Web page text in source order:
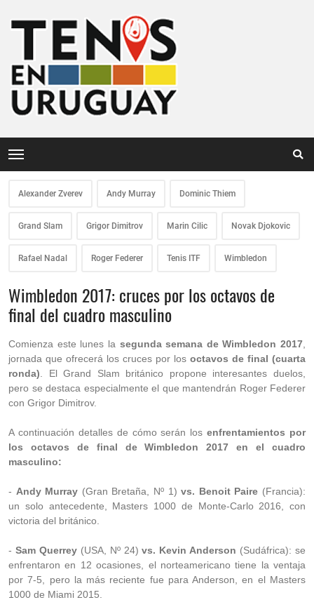
Alexander Zverev Andy Murray Dominic Thiem
Grand Slam Grigor Dimitrov Marin Cilic Novak Djokovic
Rafael Nadal Roger Federer Tenis ITF Wimbledon
Wimbledon 2017: cruces por los octavos de
final del cuadro masculino
Comienza este lunes la segunda semana de Wimbledon 2017
jornada que ofrecerá los cruces por los octavos de final (cuarta
ronda) . El Grand Slam británico propone interesantes duelos,
pero se destaca especialmente el que mantendrán Roger Federer
con Grigor Dimitrov.
A continuación detalles de cómo serán losenfrentamientos por
los octavos de final de Wimbledon 2017 en el cuadro
masculino:
- Andy Murray (Gran Bretaña, Nº 1)vs. Benoit Paire (Francia):
un solo antecedente, Masters 1000 de Monte-Carlo 2016, con
victoria del británico.
- Sam Querrey(USA, Nº 24)vs. Kevin Anderson (Sudáfrica): se
enfrentaron en 12 ocasiones, el norteamericano tiene la ventaja
por 7-5, pero la más reciente fue para Anderson, en el Masters
1000 de Miami 2015.